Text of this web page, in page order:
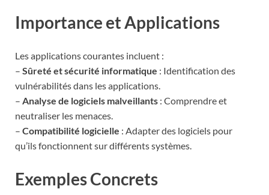
Importance et Applications
Les applications courantes incluent :
– Sûreté et sécurité informatique : Identification des
vulnérabilités dans les applications.
– Analyse de logiciels malveillants : Comprendre et
neutraliser les menaces.
– Compatibilité logicielle : Adapter des logiciels pour
qu’ils fonctionnent sur différents systèmes.
Exemples Concrets